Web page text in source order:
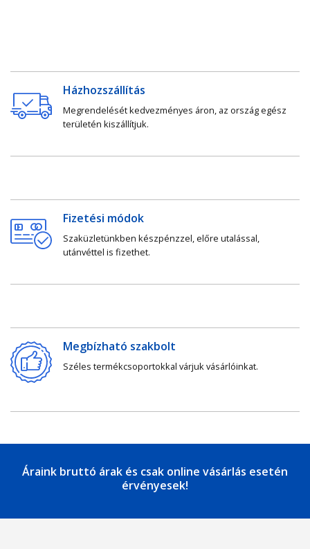
Házhozszállítás
Megrendelését kedvezményes áron, az ország egész
területén kiszállítjuk.
Fizetési módok
Szaküzletünkben készpénzzel, előre utalással,
utánvéttel is fizethet.
Megbízható szakbolt
Széles termékcsoportokkal várjuk vásárlóinkat.
Áraink bruttó árak és csak online vásárlás esetén
érvényesek!